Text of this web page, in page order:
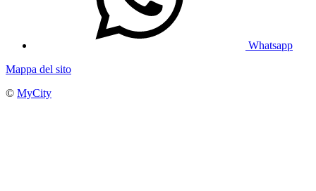
Whatsapp
Mappa del sito
© MyCity